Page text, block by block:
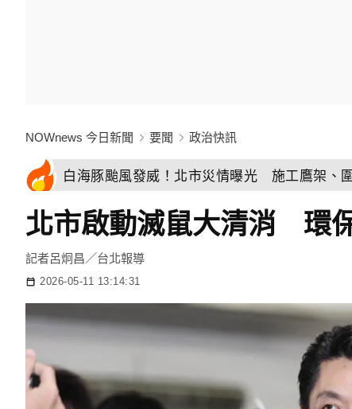
NOWnews 今日新聞 要聞 政治快訊
白海豚颱風發威！北市災情曝光 施工鷹架、
北市啟動滅鼠大清消 環
記者呂炯昌／台北報導
2026-05-11 13:14:31